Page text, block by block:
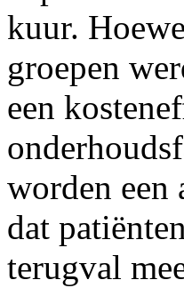
kuur.
groepen
een
worden een
dat
terugval